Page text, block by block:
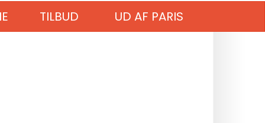
TILBUD UD AF PARIS